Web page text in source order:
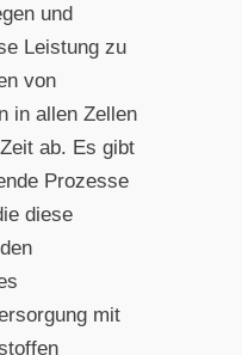
und
Leistung zu
von
in allen Zellen
ab. Es gibt
Prozesse
diese
mit